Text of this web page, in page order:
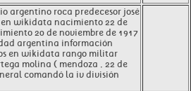
argentino roca predecesor josé
en wikidata nacimiento 22 de
20 de noviembre de 1917
argentina información
en wikidata rango militar
molina ( mendoza , 22 de
comandó la iv división